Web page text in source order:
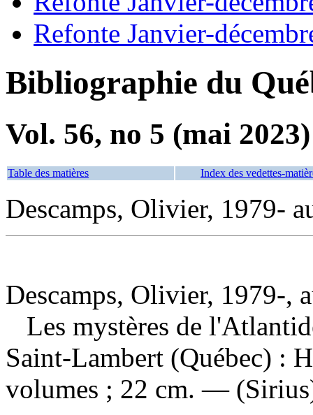
Refonte Janvier-
Bibliographie du
Vol. 56, no 5 (mai 2023)
Table des matières Index des vedettes-
Descamps, Olivier, 1979-
Descamps, Olivier, 1979-,
Les mystères de
Saint-Lambert (Québec) :
volumes ; 22 cm. —